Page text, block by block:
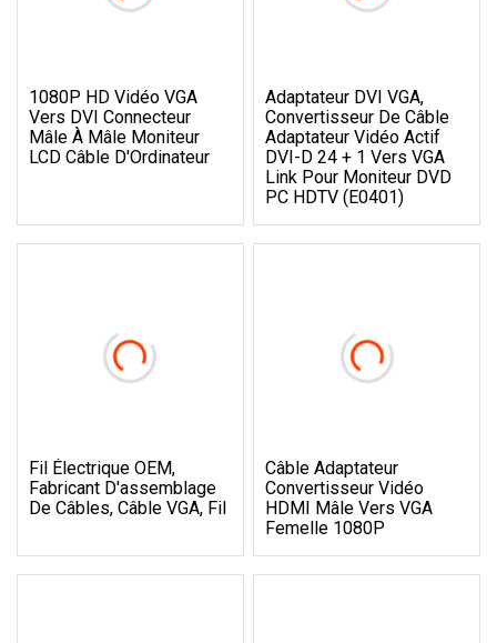
1080P HD Vidéo VGA
Vers DVI Connecteur
Mâle À Mâle Moniteur
LCD Câble D'Ordinateur
Adaptateur DVI VGA,
Convertisseur De Câble
Adaptateur Vidéo Actif
DVI-D 24 + 1 Vers VGA
Link Pour Moniteur DVD
PC HDTV (E0401)
Fil Électrique OEM,
Fabricant D'assemblage
De Câbles, Câble VGA, Fil
Câble Adaptateur
Convertisseur Vidéo
HDMI Mâle Vers VGA
Femelle 1080P